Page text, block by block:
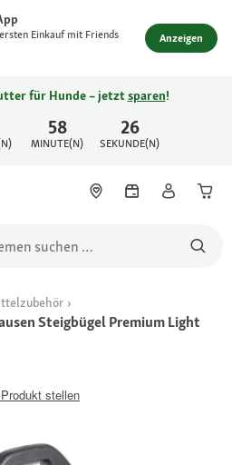
Einkauf mit Friends Anzeigen
58
MINUTE(N)
26
SEKUNDE(N)
für Hunde – jetztsparen!
Steigbügel Premium Light
stellen